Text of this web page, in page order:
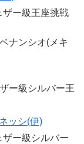
ー級王座挑戦
ナンシオ(メキ
ー級シルバー王
ッシ(伊)
ー級シルバー